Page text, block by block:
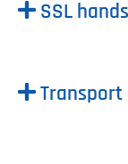
SSL
Transport